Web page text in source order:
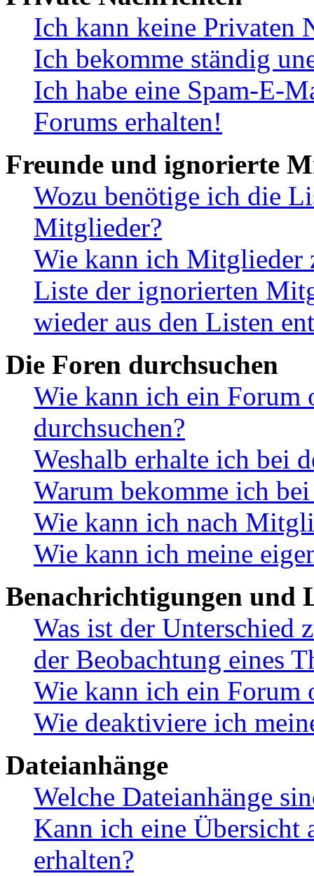
Ich kann keine Privaten
Ich bekomme ständig
Ich habe eine Spam-E-
Forums erhalten!
Freunde und ignorierte
Wozu benötige ich die
Mitglieder?
Wie kann ich Mitglieder
Liste der ignorierten
wieder aus den Listen
Die Foren durchsuchen
Wie kann ich ein Forum
durchsuchen?
Weshalb erhalte ich bei
Warum bekomme ich
Wie kann ich nach
Wie kann ich meine
Benachrichtigungen und
Was ist der Unterschied
der Beobachtung eines
Wie kann ich ein Forum
Wie deaktiviere ich
Dateianhänge
Welche Dateianhänge
Kann ich eine Übersicht
erhalten?